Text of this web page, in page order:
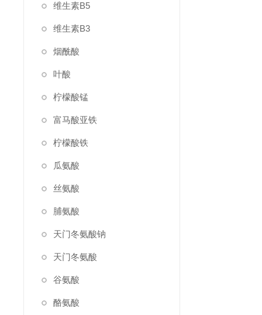
维生素B5
维生素B3
烟酰酸
叶酸
柠檬酸锰
富马酸亚铁
柠檬酸铁
瓜氨酸
丝氨酸
脯氨酸
天门冬氨酸钠
天门冬氨酸
谷氨酸
酪氨酸